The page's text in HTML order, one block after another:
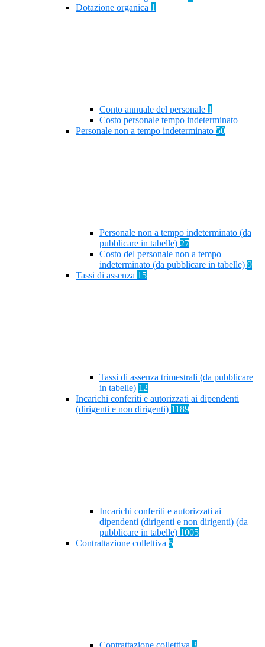
Dotazione organica 1
Conto annuale del personale 1
Costo personale tempo indeterminato
Personale non a tempo indeterminato 50
Personale non a tempo indeterminato (da
pubblicare in tabelle) 27
Costo del personale non a tempo
indeterminato (da pubblicare in tabelle) 9
Tassi di assenza 15
Tassi di assenza trimestrali (da pubblicare
in tabelle) 12
Incarichi conferiti e autorizzati ai dipendenti
(dirigenti e non dirigenti) 1189
Incarichi conferiti e autorizzati ai
dipendenti (dirigenti e non dirigenti) (da
pubblicare in tabelle) 1005
Contrattazione collettiva 5